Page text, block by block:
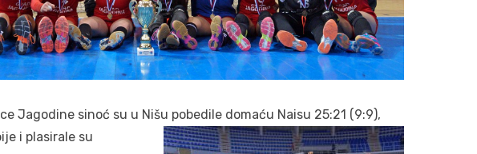
Jagodine sinoć su u Nišu pobedile domaću Naisu 25:21 (9:9),
i plasirale su